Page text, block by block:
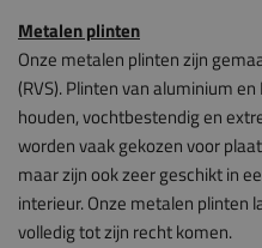
Metalen plinten
Onze metalen plinten zijn
(RVS). Plinten van aluminium
houden, vochtbestendig en
worden vaak gekozen voor
maar zijn ook zeer geschikt in
interieur. Onze metalen plinten
volledig tot zijn recht komen.